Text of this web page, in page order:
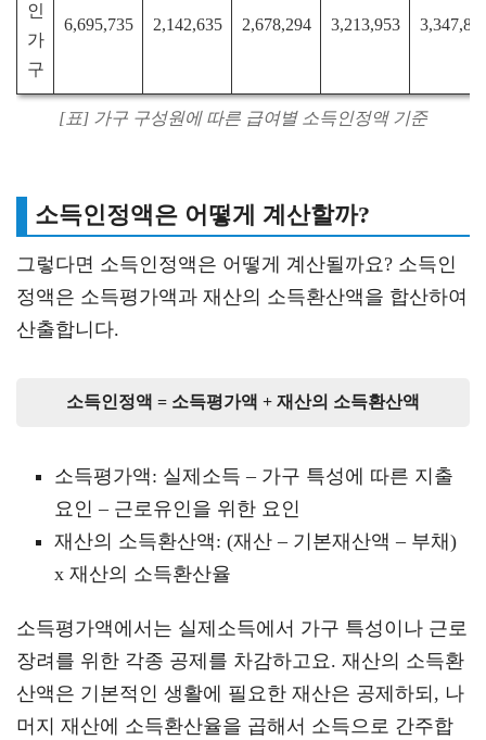
인
가
구
6,695,735 2,142,635 2,678,294 3,213,953
[표] 가구 구성원에 따른 급여별 소득인정액 기준
소득인정액은 어떻게 계산할까?
그렇다면 소득인정액은 어떻게 계산될까요? 소득인
정액은 소득평가액과 재산의 소득환산액을 합산하여
산출합니다.
소득인정액 = 소득평가액 + 재산의 소득환산액
소득평가액: 실제소득 – 가구 특성에 따른 지출
요인 – 근로유인을 위한 요인
재산의 소득환산액: (재산 – 기본재산액 – 부채)
x 재산의 소득환산율
소득평가액에서는 실제소득에서 가구 특성이나 근로
장려를 위한 각종 공제를 차감하고요. 재산의 소득환
산액은 기본적인 생활에 필요한 재산은 공제하되, 나
머지 재산에 소득환산율을 곱해서 소득으로 간주합